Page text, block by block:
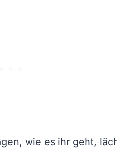
wie es ihr geht,